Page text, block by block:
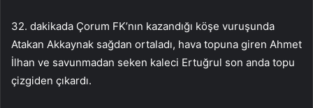
32. dakikada Çorum FK’nın kazandığı köşe vuruşunda
Atakan Akkaynak sağdan ortaladı, hava topuna giren Ahmet
İlhan ve savunmadan seken kaleci Ertuğrul son anda topu
çizgiden çıkardı.